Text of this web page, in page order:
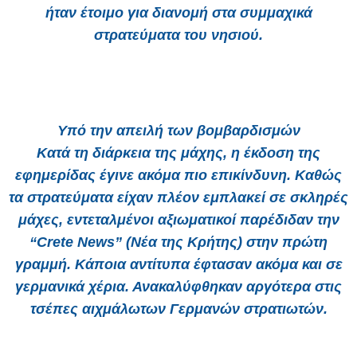
ήταν έτοιμο για διανομή στα συμμαχικά
στρατεύματα του νησιού.
Υπό την απειλή των βομβαρδισμών
Κατά τη διάρκεια της μάχης, η έκδοση της
εφημερίδας έγινε ακόμα πιο επικίνδυνη. Καθώς
τα στρατεύματα είχαν πλέον εμπλακεί σε σκληρές
μάχες, εντεταλμένοι αξιωματικοί παρέδιδαν την
“Crete News” (Νέα της Κρήτης) στην πρώτη
γραμμή. Κάποια αντίτυπα έφτασαν ακόμα και σε
γερμανικά χέρια. Ανακαλύφθηκαν αργότερα στις
τσέπες αιχμάλωτων Γερμανών στρατιωτών.